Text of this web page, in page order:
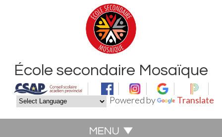
Powered by Translate
École secondaire Mosaïque